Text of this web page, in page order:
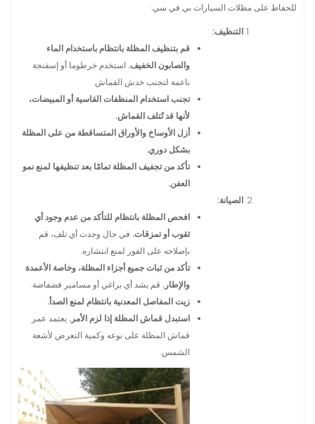
للحفاظ على مظلات السيارات بي في سي:
التنظيف:
قم بتنظيف المظلة بانتظام باستخدام الماء
والصابون الخفيف. استخدم خرطوما أو إسفنجة
ناعمة لتجنب خدش القماش.
تجنب استخدام المنظفات القاسية أو المبيضات،
لأنها قد تُتلف القماش.
أزل الأوساخ والأوراق المتساقطة من على المظلة
بشكل دوري.
تأكد من تجفيف المظلة تمامًا بعد تنظيفها لمنع نمو
العفن.
الصيانة:
افحص المظلة بانتظام للتأكد من عدم وجود أي
ثقوب أو تمزقات. في حال وجدت أي تلف، قم
بإصلاحه على الفور لمنع انتشاره.
تأكد من ثبات جميع أجزاء المظلة، وخاصة الأعمدة
والإطار. قم بشد أي براغي أو مسامير فضفاضة.
زيت المفاصل المعدنية بانتظام لمنع الصدأ.
استبدل قماش المظلة إذا لزم الأمر. يعتمد عمر
قماش المظلة على نوعه وكمية التعرض لأشعة
الشمس.